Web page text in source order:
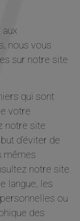
nous vous
sur notre site
qui sont
votre
notre site
d’éviter de
mêmes
notre site
langue, les
ou
des